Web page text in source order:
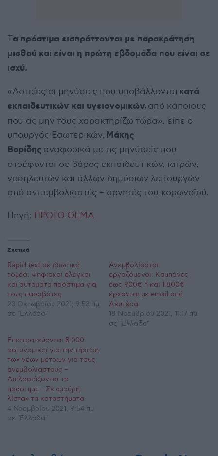
Τα πρόστιμα εισπράττονται με παρακράτηση
μισθού και είναι η πρώτη εβδομάδα που είναι σε
ισχύ.
«Αστείες οι μηνύσεις που υποβάλλονται κατά
εκπαιδευτικών και υγειονομικών, από κάποιους
που ας μην τους χαρακτηρίζω τώρα», είπε ο
υπουργός Εσωτερικών, Μάκης
Βορίδης αναφορικά με τις μηνύσεiς που
στρέφονται σε βάρος εκπαιδευτικών, ιατρών,
νοσηλευτών και άλλων δημόσιων λειτουργών
από αντιεμβολιαστές – αρνητές του κορωνοϊού.
Πηγή: ΠΡΩΤΟ ΘΕΜΑ
Σχετικά
Rapid test σε ιδιωτικό
τομέα: Ψηφιακοί έλεγχοι
και αυτόματα πρόστιμα για
τους παραβάτες
20 Οκτωβρίου 2021, 9:53 πμ
σε "Ελλάδα"
Ανεμβολίαστοι
εργαζόμενοι: Καμπάνες
έως 900€ ή και 1.800€
έρχονται με email από
Δευτέρα
18 Νοεμβρίου 2021, 11:17 πμ
σε "Ελλάδα"
Επιστρατεύονται 8.000
αστυνομικοί για την τήρηση
των νέων μέτρων για τους
ανεμβολίαστους –
Διπλασιάζονται τα
πρόστιμα – Σε «μαύρη
λίστα» τα καταστήματα
4 Νοεμβρίου 2021, 9:54 πμ
σε "Ελλάδα"